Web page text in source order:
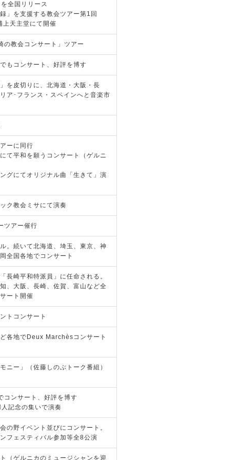
全国リリース
」を支援する教会ツアー第1回
上天主堂にて開催
の教会コンサート」ツアー
もコンサート、好評を博す
を皮切りに、北海道・大阪・長
ア･フランス・スペインへと音楽市
ーに同行
て平和を願うコンサート（ゲルニ
グにてオリジナル曲「生きて」演
ク教会ミサにて演奏
ツアー催行
。続いて北海道、埼玉、東京、神
全国各地でコンサート
崎平和特派員」に任命される。
、大阪、長崎、佐賀、富山など全
ート開催
トコンサート
各地でDeux Marchèsコンサート
ニー」（佐藤しのぶトーク番組）
コンサート、好評を博す
記念の集いで演奏
の野イベント並びにコンサート。
フェスティバル参加等全8公演
（ゲルニカのミュージシャンを迎